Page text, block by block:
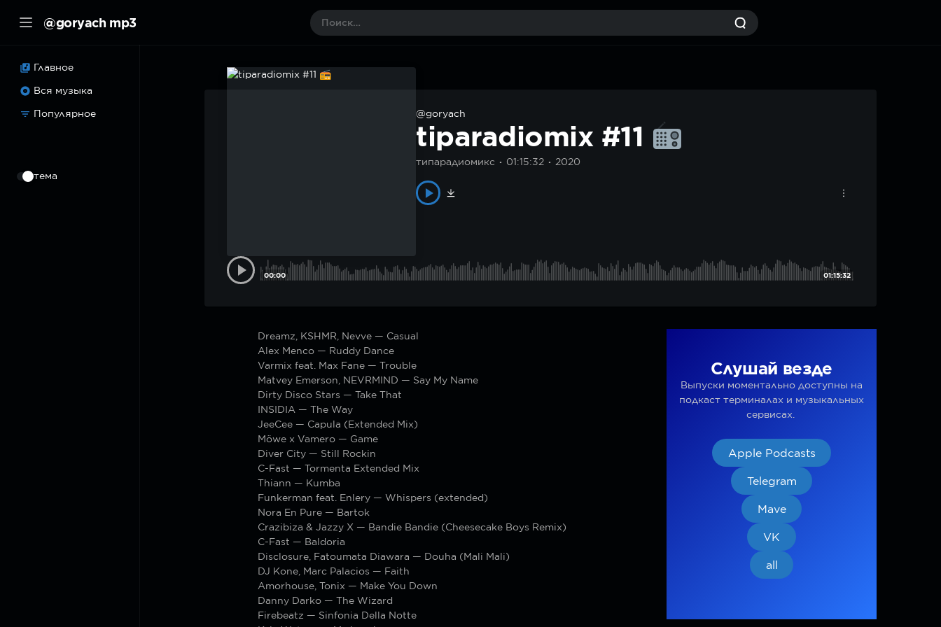
@goryach mp3
Главное
Вся музыка
Популярное
тема
@goryach
tiparadiomix #11
типарадиомикс 01:15:32 2020
00:00 01:15:32
Dreamz, KSHMR, Nevve — Casual
Alex Menco — Ruddy Dance
Varmix feat. Max Fane — Trouble
Matvey Emerson, NEVRMIND — Say My Name
Dirty Disco Stars — Take That
INSIDIA — The Way
JeeCee — Capula (Extended Mix)
Möwe x Vamero — Game
Diver City — Still Rockin
C-Fast — Tormenta Extended Mix
Thiann — Kumba
Funkerman feat. Enlery — Whispers (extended)
Nora En Pure — Bartok
Crazibiza & Jazzy X — Bandie Bandie (Cheesecake Boys Remix)
C-Fast — Baldoria
Disclosure, Fatoumata Diawara — Douha (Mali Mali)
DJ Kone, Marc Palacios — Faith
Amorhouse, Tonix — Make You Down
Danny Darko — The Wizard
Firebeatz — Sinfonia Della Notte
Слушай везде
Выпуски моментально доступны на
подкаст терминалах и музыкальных
сервисах.
Apple Podcasts
Telegram
Mave
VK
all